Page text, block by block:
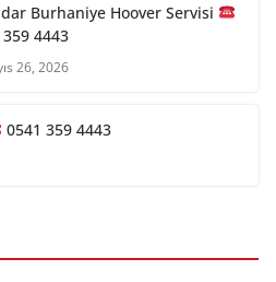
Burhaniye Hoover Servisi
4443
26, 2026
0541 359 4443